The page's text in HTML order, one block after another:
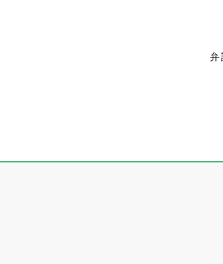
弁